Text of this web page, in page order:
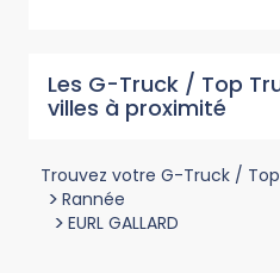
Les G-Truck / Top
villes à proximité
Trouvez votre G-Truck /
> Rannée
> EURL GALLARD